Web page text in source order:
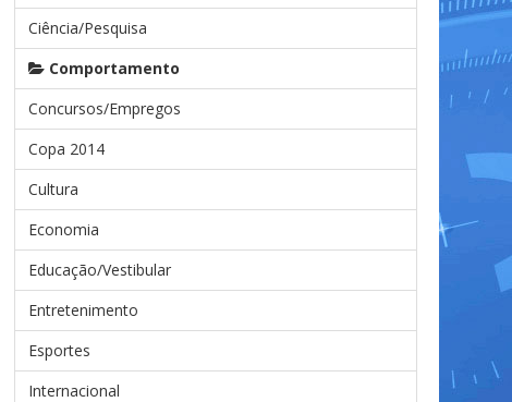
Ciência/Pesquisa
Comportamento
Concursos/Empregos
Copa 2014
Cultura
Economia
Educação/Vestibular
Entretenimento
Esportes
Internacional